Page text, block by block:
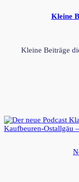
Kleine
Kleine Beiträge